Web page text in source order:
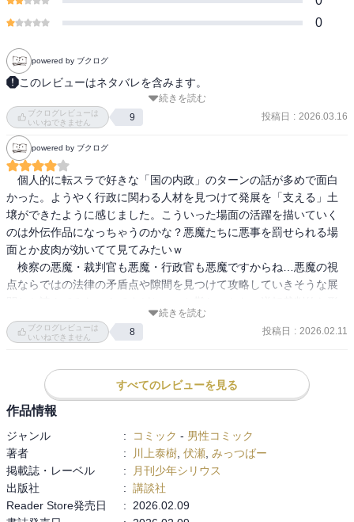
0
powered by ブクログ
このレビューはネタバレを含みます。
雑事を任せられる配下を探しに出ていたディアブロ。旧友である原
初の黄（ジョーヌ）、原初の紫（ヴィオレ）、原初の白（ブラン）
に交渉を持ち掛けるが一筋縄ではいかないよう。一方、テンペスト
の地下迷宮の研究施設ではラミリスも助手を探していた。そこに八
星魔王の一人ディーノがテンペストを訪れて来たが――。ディアブ
ロの配下探し、八星魔王ディーノの訪問、人材不足問題を抱えるテ
ンペストの前途は！？
・‥…━━━☆・‥…━━━☆・‥…━━━☆
感想は最終巻にまとめて記載予定です。
続きを読む
ブクログレビューは
いいねできません
9 投稿日 : 2026.03.16
powered by ブクログ
個人的に転スラで好きな「国の内政」のターンの話が多めで面白
かった。ようやく行政に関わる人材を見つけて発展を「支える」土
壌ができたように感じました。こういった場面の活躍を描いていく
のは外伝作品になっちゃうのかな？悪魔たちに悪事を罰せられる場
面とか皮肉が効いてて見てみたいｗ
検察の悪魔・裁判官も悪魔・行政官も悪魔ですからね…悪魔の視
点ならではの法律の矛盾点や隙間を見つけて攻略していきそうな展
で弁護士にも悪魔のキャラいたら皮肉っぽくて面白いのにな。
続きを読む
ブクログレビューは
いいねできません
8 投稿日 : 2026.02.11
すべてのレビューを見る
作品情報
ジャンル : コミック - 男性コミック
著者
: 川上泰樹 伏瀬 みっつばー
掲載誌・レーベル
:
月刊少年シリウス
出版社
: 講談社
Reader Store発売日
:
2026.02.09